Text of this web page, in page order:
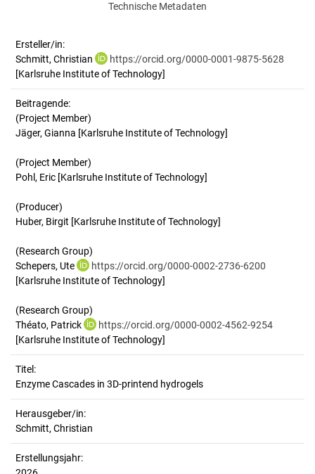
Technische Metadaten
Ersteller/in:
Schmitt, Christian
https://orcid.org/0000-0001-9875-5628
[Karlsruhe Institute of Technology]
Beitragende:
(Project Member)
Jäger, Gianna [Karlsruhe Institute of Technology]
(Project Member)
Pohl, Eric [Karlsruhe Institute of Technology]
(Producer)
Huber, Birgit [Karlsruhe Institute of Technology]
(Research Group)
Schepers, Ute
https://orcid.org/0000-0002-2736-6200
[Karlsruhe Institute of Technology]
(Research Group)
Théato, Patrick
https://orcid.org/0000-0002-4562-9254
[Karlsruhe Institute of Technology]
Titel:
Enzyme Cascades in 3D-printend hydrogels
Herausgeber/in:
Schmitt, Christian
Erstellungsjahr: